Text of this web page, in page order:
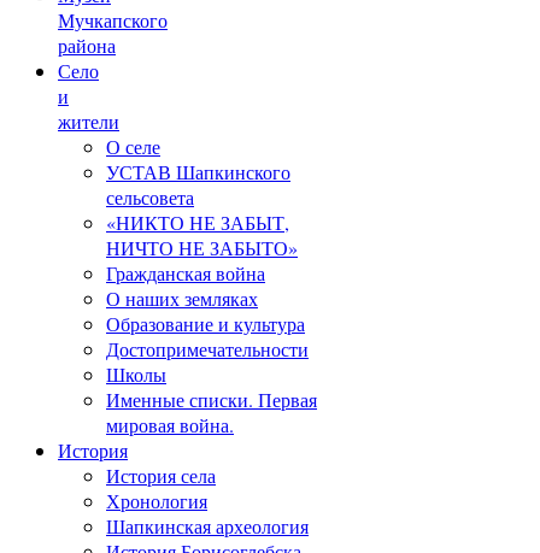
Мучкапского
района
Село
и
жители
О селе
УСТАВ Шапкинского
сельсовета
«НИКТО НЕ ЗАБЫТ,
НИЧТО НЕ ЗАБЫТО»
Гражданская война
О наших земляках
Образование и культура
Достопримечательности
Школы
Именные списки. Первая
мировая война.
История
История села
Хронология
Шапкинская археология